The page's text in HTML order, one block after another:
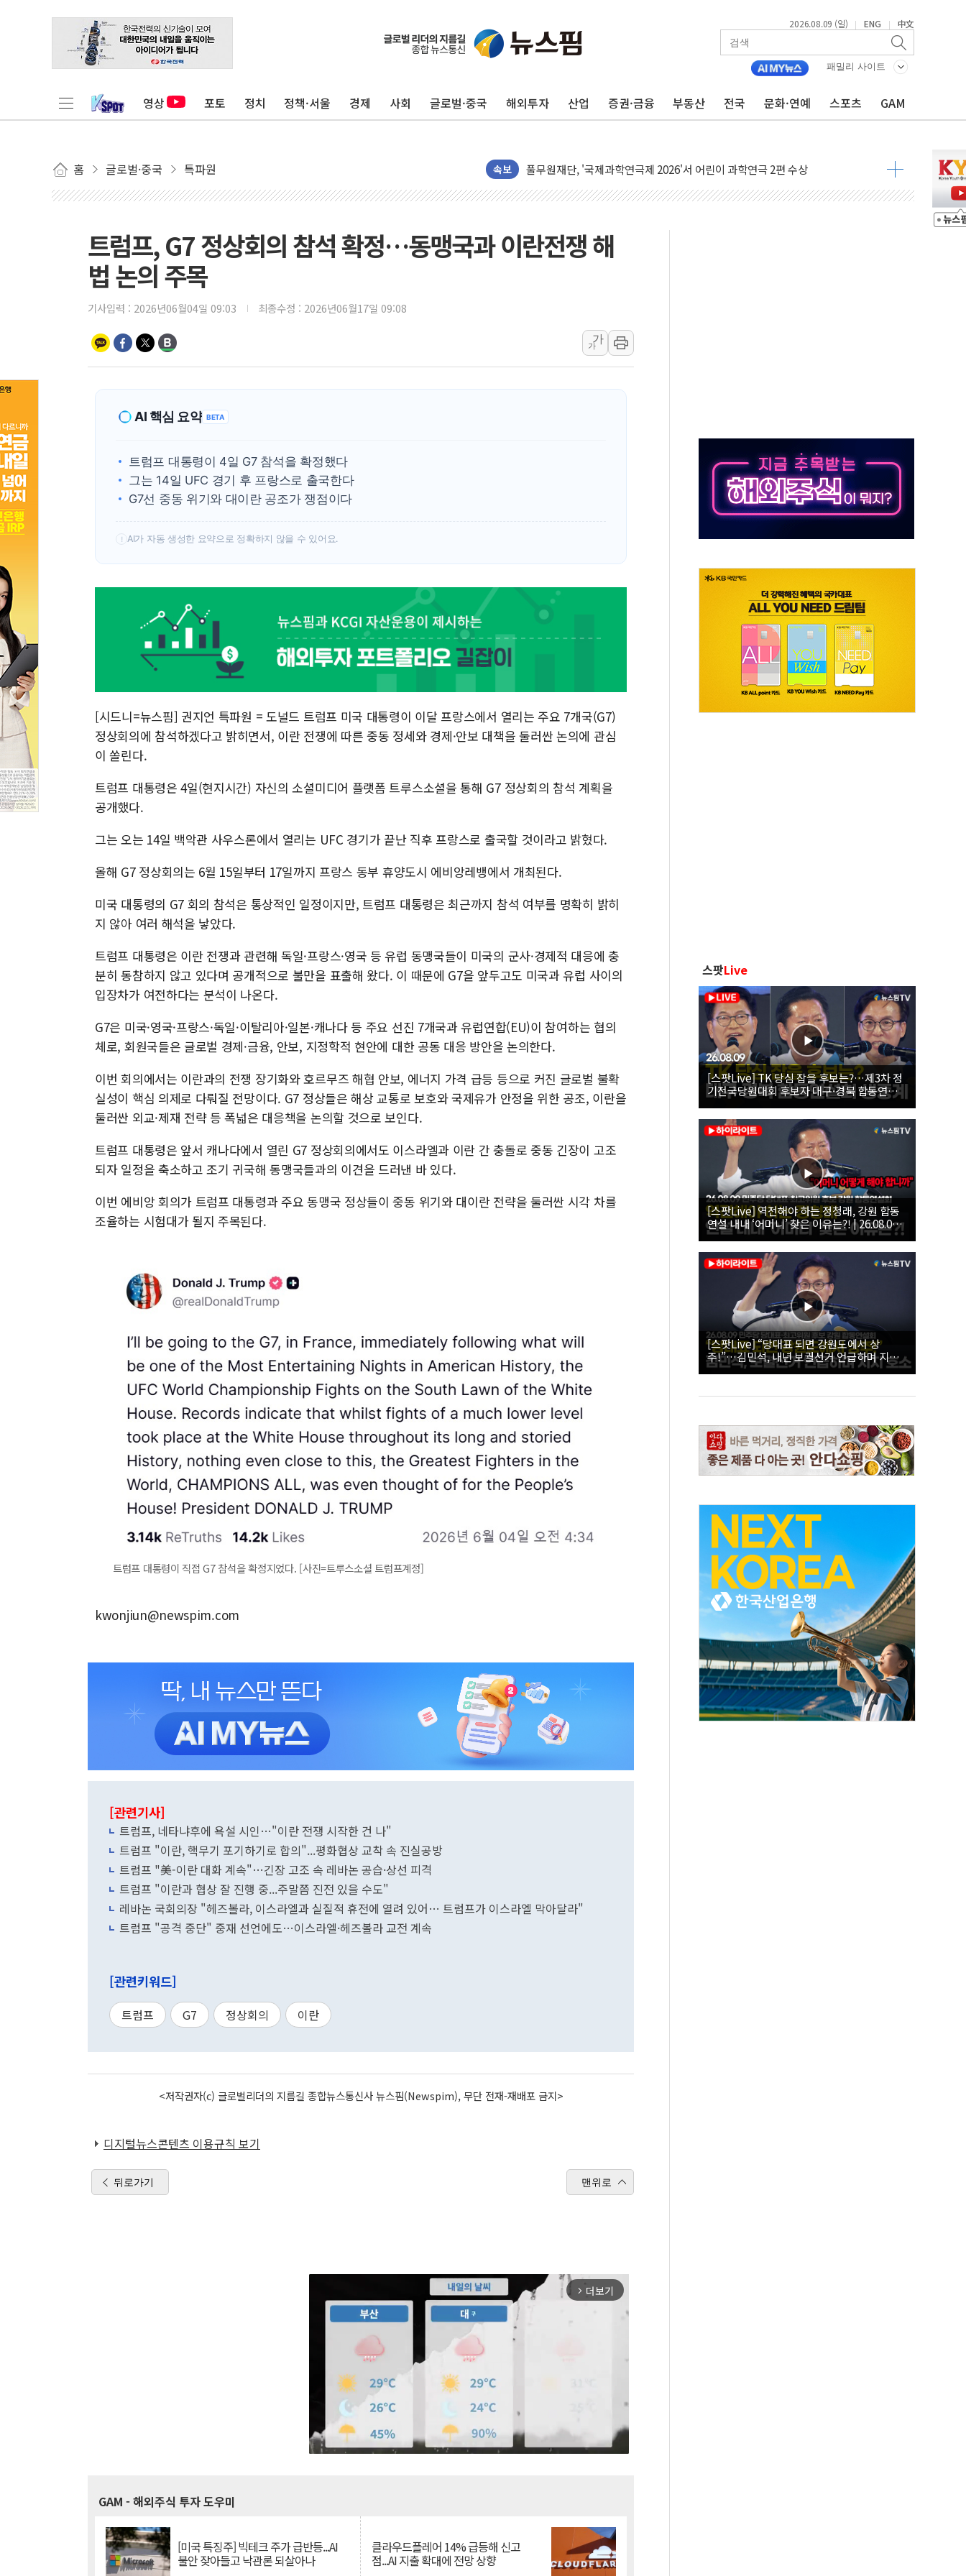
2026.08.09 (일) | ENG | 中文
패밀리 사이트
영상 포토 정치 정책·서울 경제 사회 글로벌·중국 해외투자 산업 증권·금융 부동산 전국 문화·연예 스포츠 GAM
홈 글로벌·중국 특파원 속보
최태원, 노소영에 9440억 지급 확정되나…재상고 앞두고 막판 셈법
하나금융, 명동 소상공인에 '행복상자' 전달
병무청, 보충역 전면 손질… 예술·체육요원 최대 33% 감축
홈플러스發 대형마트 판매, 역대 최대폭 감소한 9.4%↓…유통업계 양극화 심화
여야, 황희 '버스 하우스' 공방…野 "청년 우롱 기괴" vs 與 "송구한 해프닝"
풀무원재단, '국제과학연극제 2026'서 어린이 과학연극 2편 수상
현대그린푸드 '텍사스로드하우스' 잠실점, 직장인 핫플레이스로 부상
與 "세제개편안 8월 말 당정 조율 완료…초고가·비거주 1주택 등 여론 수렴"
"AI가 먼저 알아채고 고친다"…LG유플러스, AI 홈네트워크 구현 첫발
삼성전자, 美국립연구소와 영하 30도 극저온 난방기술 개발한다
롯데백화점, 앰배서더 2기 모집…지역 크리에이터 확대
한수원 "폭염 속 전력수급 이상무"…김회천 사장, 원전 현장점검
박형수 의원 '선관위 견제·감독 강화' 2개 법 대표 발의
장동혁, 李 대통령에 "결혼 페널티 만든 건 이 정권…신생아 특례 대출까지 줄여"
트럼프, G7 정상회의 참석 확정…동맹국과 이란전쟁 해
법 논의 주목
기사입력 : 2026년06월04일 09:03 최종수정 : 2026년06월17일 09:08
가
가
AI 핵심 요약 BETA
트럼프 대통령이 4일 G7 참석을 확정했다
그는 14일 UFC 경기 후 프랑스로 출국한다
G7선 중동 위기와 대이란 공조가 쟁점이다
! AI가 자동 생성한 요약으로 정확하지 않을 수 있어요.
[시드니=뉴스핌] 권지언 특파원 = 도널드 트럼프 미국 대통령이 이달 프랑스에서 열리는 주요 7개국(G7)
정상회의에 참석하겠다고 밝히면서, 이란 전쟁에 따른 중동 정세와 경제·안보 대책을 둘러싼 논의에 관심
이 쏠린다.
트럼프 대통령은 4일(현지시간) 자신의 소셜미디어 플랫폼 트루스소셜을 통해 G7 정상회의 참석 계획을
공개했다.
그는 오는 14일 백악관 사우스론에서 열리는 UFC 경기가 끝난 직후 프랑스로 출국할 것이라고 밝혔다.
올해 G7 정상회의는 6월 15일부터 17일까지 프랑스 동부 휴양도시 에비앙레뱅에서 개최된다.
미국 대통령의 G7 회의 참석은 통상적인 일정이지만, 트럼프 대통령은 최근까지 참석 여부를 명확히 밝히
지 않아 여러 해석을 낳았다.
트럼프 대통령은 이란 전쟁과 관련해 독일·프랑스·영국 등 유럽 동맹국들이 미국의 군사·경제적 대응에 충
분히 동참하지 않고 있다며 공개적으로 불만을 표출해 왔다. 이 때문에 G7을 앞두고도 미국과 유럽 사이의
입장차가 여전하다는 분석이 나온다.
G7은 미국·영국·프랑스·독일·이탈리아·일본·캐나다 등 주요 선진 7개국과 유럽연합(EU)이 참여하는 협의
체로, 회원국들은 글로벌 경제·금융, 안보, 지정학적 현안에 대한 공동 대응 방안을 논의한다.
이번 회의에서는 이란과의 전쟁 장기화와 호르무즈 해협 안보, 에너지 가격 급등 등으로 커진 글로벌 불확
실성이 핵심 의제로 다뤄질 전망이다. G7 정상들은 해상 교통로 보호와 국제유가 안정을 위한 공조, 이란을
둘러싼 외교·제재 전략 등 폭넓은 대응책을 논의할 것으로 보인다.
트럼프 대통령은 앞서 캐나다에서 열린 G7 정상회의에서도 이스라엘과 이란 간 충돌로 중동 긴장이 고조
되자 일정을 축소하고 조기 귀국해 동맹국들과의 이견을 드러낸 바 있다.
이번 에비앙 회의가 트럼프 대통령과 주요 동맹국 정상들이 중동 위기와 대이란 전략을 둘러싼 시각 차를
조율하는 시험대가 될지 주목된다.
트럼프 대통령이 직접 G7 참석을 확정지었다. [사진=트루스소셜 트럼프계정]
kwonjiun@newspim.com
[관련기사]
트럼프, 네타냐후에 욕설 시인…"이란 전쟁 시작한 건 나"
트럼프 "이란, 핵무기 포기하기로 합의"...평화협상 교착 속 진실공방
트럼프 "美-이란 대화 계속"…긴장 고조 속 레바논 공습·상선 피격
트럼프 "이란과 협상 잘 진행 중...주말쯤 진전 있을 수도"
레바논 국회의장 "헤즈볼라, 이스라엘과 실질적 휴전에 열려 있어… 트럼프가 이스라엘 막아달라"
트럼프 "공격 중단" 중재 선언에도…이스라엘·헤즈볼라 교전 계속
[관련키워드]
트럼프 G7 정상회의 이란
<저작권자(c) 글로벌리더의 지름길 종합뉴스통신사 뉴스핌(Newspim), 무단 전재-재배포 금지>
디지털뉴스콘텐츠 이용규칙 보기
뒤로가기 맨위로
arrow_forward_ios 더보기
GAM - 해외주식 투자 도우미
[미국 특징주] 빅테크 주가 급반등...AI
불안 잦아들고 낙관론 되살아나
클라우드플레어 14% 급등해 신고
점...AI 지출 확대에 전망 상향
스팟Live
[스팟Live] TK 당심 잡을 후보는?…제3차 정
기전국당원대회 후보자 대구·경북 합동연설
회 생중계 | 26.08.09
[스팟Live] 역전해야 하는 정청래, 강원 합동
연설 내내 ‘어머니’ 찾은 이유는?! | 26.08.09
더불어민주당 당대표·최고위원 후보 강원 합
동연설회
[스팟Live] “당대표 되면 강원도에서 상
주!”…김민석, 내년 보궐선거 언급하며 지지
호소 | 26.08.09 더불어민주당 당대표·최고위